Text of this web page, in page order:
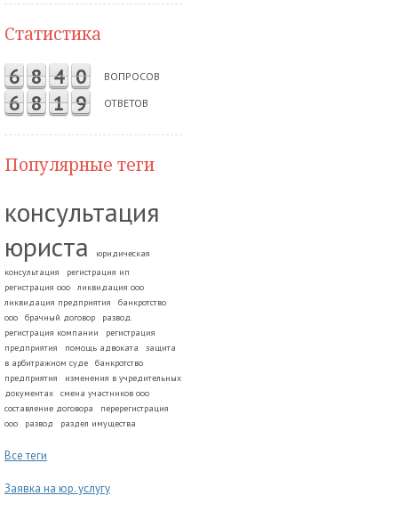
Статистика
6 8 4 0 ВОПРОСОВ
6 8 1 9 ОТВЕТОВ
Популярные теги
консультация
юриста
юридическая
консультация
регистрация ип
регистрация ооо
ликвидация ооо
ликвидация предприятия
банкротство
ооо
брачный договор
развод.
регистрация компании
регистрация
предприятия
помощь адвоката
защита
в арбитражном суде
банкротство
предприятия
изменения в учредительных
документах
смена участников ооо
составление договора
перерегистрация
ооо
развод раздел имущества
Все теги
Заявка на юр. услугу